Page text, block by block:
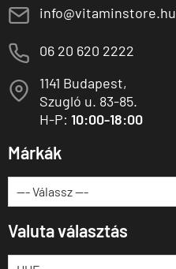
E info@vitaminstore.hu
M 06 20 620 2222
T
1141 Budapest,
Szugló u. 83-85.
H-P: 10:00-18:00
Márkák
Valuta választás